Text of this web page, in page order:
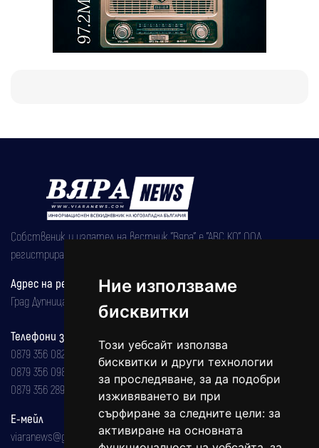
Ние използваме
бисквитки
Този уебсайт използва
бисквитки и други технологии
за проследяване, за да подобри
изживяването ви при
сърфиране за следните цели: за
активиране на основната
Собственик и издател на вестник "Вяра" е "АВС КО" ООД,
регистрирана на 08.05.2002 година.
Адрес на редакцията
Град Дупница, ул.''Христо Ботев" 43
Телефони за реклама и абонаменти
0879 356 082
0879 356 098
0879 356 289
Е-мейл
viaranews@gmail.com